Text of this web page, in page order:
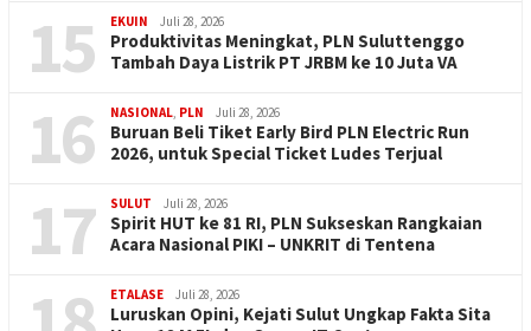
15 EKUIN Juli 28, 2026
Produktivitas Meningkat, PLN Suluttenggo
Tambah Daya Listrik PT JRBM ke 10 Juta VA
16 NASIONAL PLN Juli 28, 2026
Buruan Beli Tiket Early Bird PLN Electric Run
2026, untuk Special Ticket Ludes Terjual
17 SULUT Juli 28, 2026
Spirit HUT ke 81 RI, PLN Sukseskan Rangkaian
Acara Nasional PIKI – UNKRIT di Tentena
ETALASE Juli 28, 2026
Luruskan Opini, Kejati Sulut Ungkap Fakta Sita